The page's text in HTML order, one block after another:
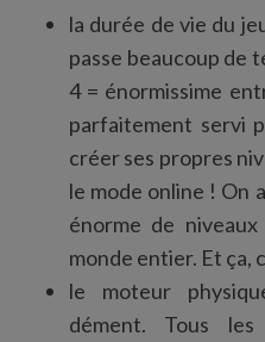
la durée de vie du
passe beaucoup de
4 = énormissime
parfaitement servi
créer ses propres
le mode online ! On
énorme de
monde entier. Et ça,
le moteur
dément. Tous